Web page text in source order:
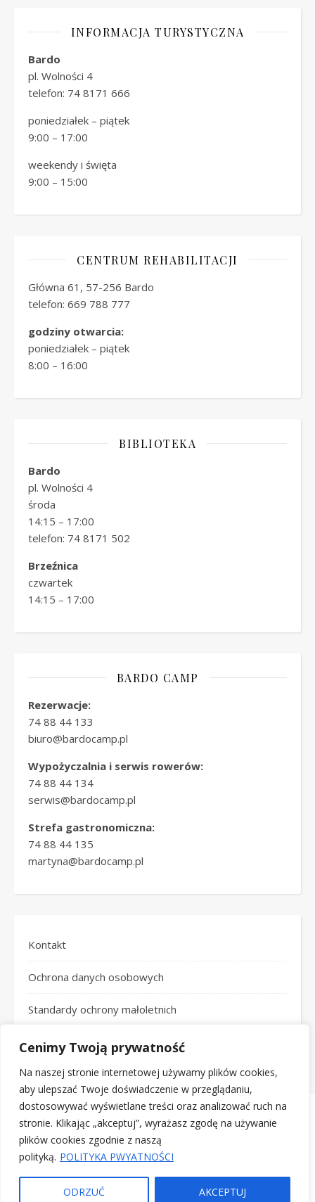
Cenimy Twoją prywatność
Na naszej stronie internetowej używamy plików cookies,
aby ulepszać Twoje doświadczenie w przeglądaniu,
dostosowywać wyświetlane treści oraz analizować ruch na
stronie. Klikając „akceptuj”, wyrażasz zgodę na używanie
plików cookies zgodnie z naszą
polityką. POLITYKA PWYATNOŚCI
ODRZUĆ AKCEPTUJ
INFORMACJA TURYSTYCZNA
Bardo
pl. Wolności 4
telefon: 74 8171 666
poniedziałek – piątek
9:00 – 17:00
weekendy i święta
9:00 – 15:00
CENTRUM REHABILITACJI
Główna 61, 57-256 Bardo
telefon: 669 788 777
godziny otwarcia:
poniedziałek – piątek
8:00 – 16:00
BIBLIOTEKA
Bardo
pl. Wolności 4
środa
14:15 – 17:00
telefon: 74 8171 502
Brzeźnica
czwartek
14:15 – 17:00
BARDO CAMP
Rezerwacje:
74 88 44 133
biuro@bardocamp.pl
Wypożyczalnia i serwis rowerów:
74 88 44 134
serwis@bardocamp.pl
Strefa gastronomiczna:
74 88 44 135
martyna@bardocamp.pl
Kontakt
Ochrona danych osobowych
Standardy ochrony małoletnich
Logotypy
2020-2026 CKiB ©
Strona główna Kontakt Ochrona danych osobowych
Ash
WP Royal.